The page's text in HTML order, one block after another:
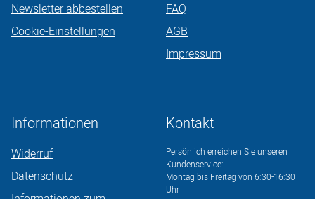
Newsletter abbestellen
Cookie-Einstellungen
FAQ
AGB
Impressum
Informationen
Widerruf
Datenschutz
Kontakt
Persönlich erreichen Sie unseren
Kundenservice:
Montag bis Freitag von 6:30-16:30
Uhr